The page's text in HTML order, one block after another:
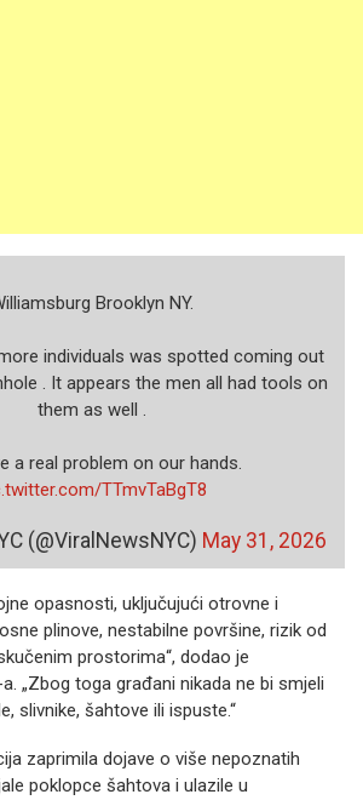
Brooklyn NY.
individuals was spotted coming out
. It appears the men all had tools on
them as well .
a real problem on our hands.
TTmvTaBgT8
(@ViralNewsNYC) May 31, 2026
opasnosti, uključujući otrovne i
plinove, nestabilne površine, rizik od
prostorima“, dodao je
„Zbog toga građani nikada ne bi smjeli
slivnike, šahtove ili ispuste.“
zaprimila dojave o više nepoznatih
poklopce šahtova i ulazile u